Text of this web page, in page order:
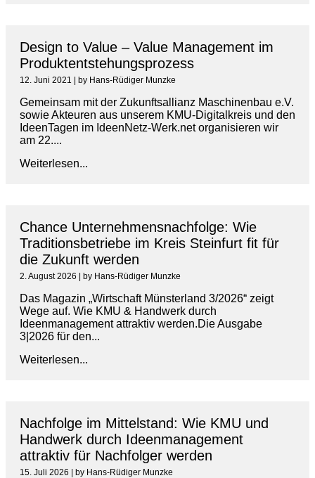
Design to Value – Value Management im
Produktentstehungsprozess
12. Juni 2021 by Hans-Rüdiger Munzke
Gemeinsam mit der Zukunftsallianz Maschinenbau e.V.
sowie Akteuren aus unserem KMU-Digitalkreis und den
IdeenTagen im IdeenNetz-Werk.net organisieren wir
am 22....
Weiterlesen...
Chance Unternehmensnachfolge: Wie
Traditionsbetriebe im Kreis Steinfurt fit für
die Zukunft werden
2. August 2026 by Hans-Rüdiger Munzke
Das Magazin „Wirtschaft Münsterland 3/2026“ zeigt
Wege auf. Wie KMU & Handwerk durch
Ideenmanagement attraktiv werden.Die Ausgabe
3|2026 für den...
Weiterlesen...
Nachfolge im Mittelstand: Wie KMU und
Handwerk durch Ideenmanagement
attraktiv für Nachfolger werden
15. Juli 2026 by Hans-Rüdiger Munzke